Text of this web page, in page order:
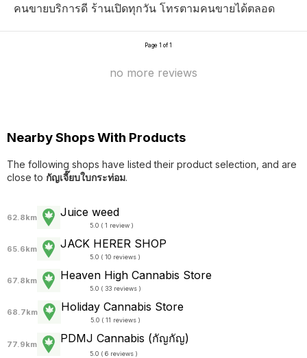
คนขายบริการดี ร้านเปิดทุกวัน โทรตามคนขายได้ตลอด
Page 1 of 1
no more reviews
Nearby Shops With Products
The following shops have listed their product selection, and are
close to กัญเจี๊ยบใบกระท่อม.
62.8km Juice weed
5.0 ( 1 review )
65.6km JACK HERER SHOP
5.0 ( 10 reviews )
67.8km Heaven High Cannabis Store
5.0 ( 33 reviews )
68.7km Holiday Cannabis Store
5.0 ( 11 reviews )
77.9km PDMJ Cannabis (กัญกัญ)
5.0 ( 6 reviews )